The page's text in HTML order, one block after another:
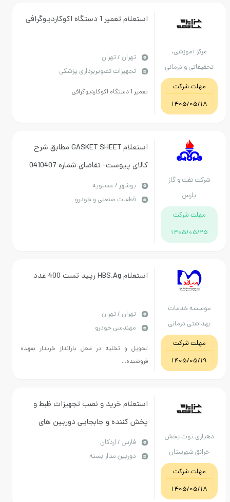
و درمانی
شهید
استعلام تعمیر 1 دستگاه اکوکاردیوگرافی
تهران / تهران
تجهیزات تصویربرداری پزشکی
تعمیر 1 دستگاه اکوکاردیوگرافی
و گاز
استعلام GASKET SHEET مطابق شرح
کالای پیوست- تقاضای شماره 0410407
بوشهر / عسلویه
قطعات صنعتی و خودرو
خدمات
درمانی
تهران
استعلام HBS.Ag رپید تست 400 عدد
تهران / تهران
مهندسی خودرو
تحویل و تخلیه در محل بارانداز خریدار بعهده
فروشنده...
توت بخش
استعلام خرید و نصب تجهیزات ظبط و
پخش کننده و جابجایی دوربین های
نظارنی سطح روستای توت
فارس / اردکان
دوربین مدار بسته